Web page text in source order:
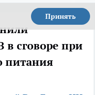
Принять
сговоре при
питания